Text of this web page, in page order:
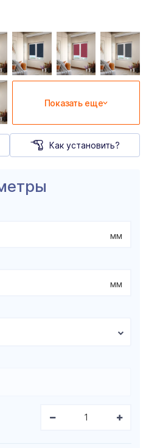
Показать еще
Как установить?
мм
мм